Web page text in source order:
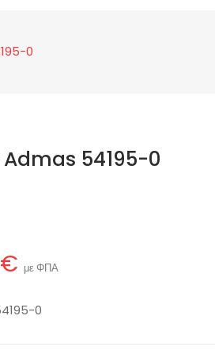
0
Admas 54195-0
με ΦΠΑ
0